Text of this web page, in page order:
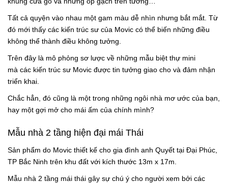
Tất cả quyện vào nhau một gam màu dễ nhìn nhưng bắt mắt. Từ
đó mới thấy các kiến trúc sư của Movic có thể biến những điều
không thể thành điều không tưởng.
Trên đây là mô phỏng sơ lược về những mẫu biệt thự mini
mà các kiến trúc sư Movic được tin tưởng giao cho và đảm nhận
triển khai.
Chắc hẳn, đó cũng là một trong những ngôi nhà mơ ước của bạn,
hay một gợi mở cho mái ấm của chính mình?
Mẫu nhà 2 tầng hiện đại mái Thái
Sản phẩm do Movic thiết kế cho gia đình anh Quyết tại Đại Phúc,
TP Bắc Ninh trên khu đất với kích thước 13m x 17m.
Mẫu nhà 2 tầng mái thái gây sự chú ý cho người xem bởi các